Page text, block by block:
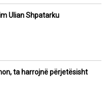
Ulian Shpatarku
ta harrojnë përjetësisht